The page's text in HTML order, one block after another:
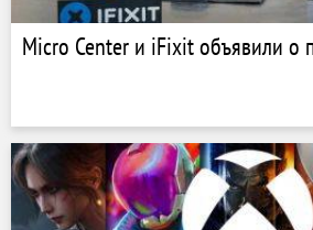
Micro Center и iFixit объявили о